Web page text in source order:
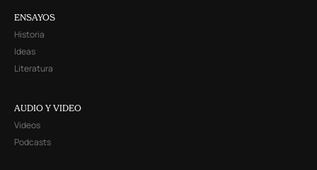
ENSAYOS
Historia
Ideas
Literatura
AUDIO Y VIDEO
Videos
Podcasts